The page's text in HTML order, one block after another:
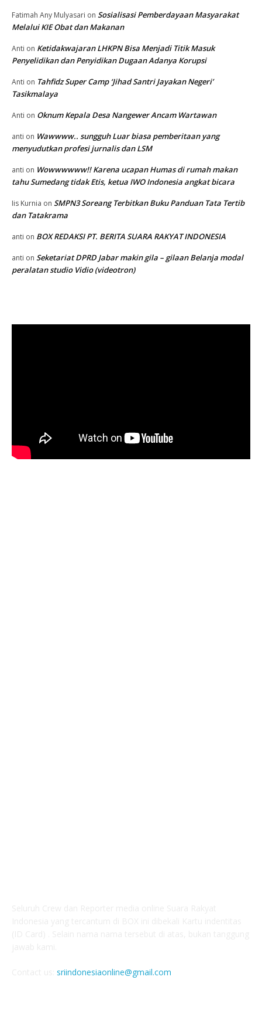
Fatimah Any Mulyasari on Sosialisasi Pemberdayaan Masyarakat
Melalui KIE Obat dan Makanan
Anti on Ketidakwajaran LHKPN Bisa Menjadi Titik Masuk
Penyelidikan dan Penyidikan Dugaan Adanya Korupsi
Anti on Tahfidz Super Camp ‘Jihad Santri Jayakan Negeri’
Tasikmalaya
Anti on Oknum Kepala Desa Nangewer Ancam Wartawan
anti on Wawwww.. sungguh Luar biasa pemberitaan yang
menyudutkan profesi jurnalis dan LSM
anti on Wowwwwww!! Karena ucapan Humas di rumah makan
tahu Sumedang tidak Etis, ketua IWO Indonesia angkat bicara
Iis Kurnia on SMPN3 Soreang Terbitkan Buku Panduan Tata Tertib
dan Tatakrama
anti on BOX REDAKSI PT. BERITA SUARA RAKYAT INDONESIA
anti on Seketariat DPRD Jabar makin gila – gilaan Belanja modal
peralatan studio Vidio (videotron)
sriindonesiaonline@gmail.com